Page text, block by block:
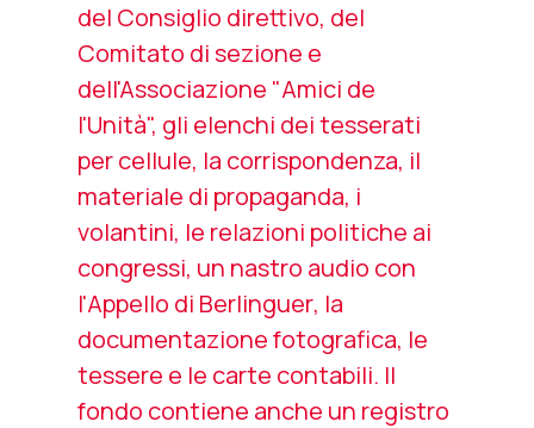
del Consiglio direttivo, del
Comitato di sezione e
dell'Associazione "Amici de
l'Unità", gli elenchi dei tesserati
per cellule, la corrispondenza, il
materiale di propaganda, i
volantini, le relazioni politiche ai
congressi, un nastro audio con
l'Appello di Berlinguer, la
documentazione fotografica, le
tessere e le carte contabili. Il
fondo contiene anche un registro